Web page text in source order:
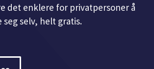
det enklere for privatpersoner å
selv, helt gratis.